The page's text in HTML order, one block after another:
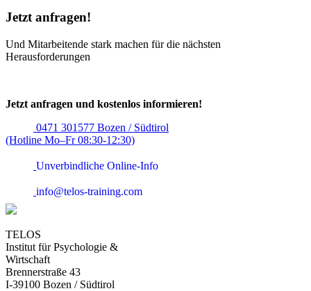
Jetzt anfragen!
Und Mitarbeitende stark machen für die nächsten
Herausforderungen
Jetzt anfragen und kostenlos informieren!
0471 301577 Bozen / Südtirol
(Hotline Mo–Fr 08:30-12:30)
Unverbindliche Online-Info
info@telos-training.com
TELOS
Institut für Psychologie &
Wirtschaft
Brennerstraße 43
I-39100 Bozen / Südtirol